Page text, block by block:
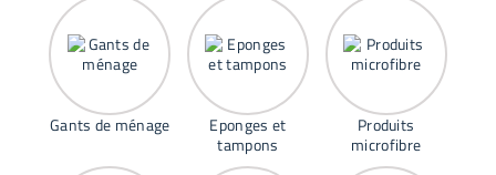
torchons techniques, lavettes et gants de ménage permettant
d’équiper efficacement cuisines, sanitaires, ateliers ou zones
de passage. Chaque solution répond à un usage précis :
décoller les salissures, absorber l’humidité, essuyer sans
traces ou protéger les mains lors des travaux prolongés.
Gants de ménage
Eponges et
tampons
Produits
microfibre